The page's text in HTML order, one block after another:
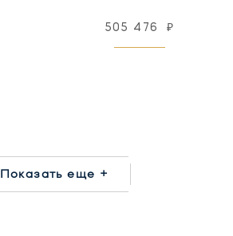
505 476 ₽
Показать еще +